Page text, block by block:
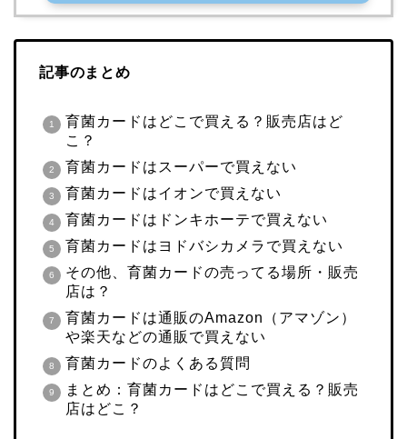
記事のまとめ
育菌カードはどこで買える？販売店はど
こ？
育菌カードはスーパーで買えない
育菌カードはイオンで買えない
育菌カードはドンキホーテで買えない
育菌カードはヨドバシカメラで買えない
その他、育菌カードの売ってる場所・販売
店は？
育菌カードは通販のAmazon（アマゾン）
や楽天などの通販で買えない
育菌カードのよくある質問
まとめ：育菌カードはどこで買える？販売
店はどこ？